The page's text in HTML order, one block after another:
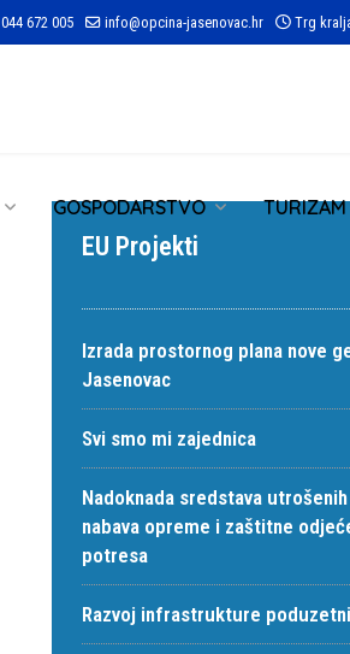
044 672 005 info@opcina-jasenovac.hr Trg
GOSPODARSTVO TURIZAM
EU Projekti
Izrada prostornog plana nove
Jasenovac
Svi smo mi zajednica
Nadoknada sredstava
nabava opreme i zaštitne
potresa
Razvoj infrastrukture